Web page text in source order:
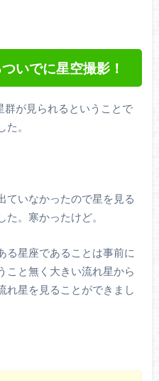
いでに星空撮影！
が見られるということで
。
ていなかったので星を見る
。寒かったけど。
る星座であることは事前に
こと無く大きい流れ星から
れ星を見ることができまし